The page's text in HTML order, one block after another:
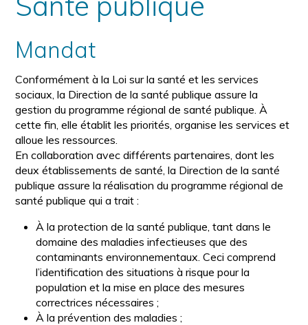
Mandat
Conformément à la Loi sur la santé et les services
sociaux, la Direction de la santé publique assure la
gestion du programme régional de santé publique. À
cette fin, elle établit les priorités, organise les services et
alloue les ressources.
En collaboration avec différents partenaires, dont les
deux établissements de santé, la Direction de la santé
publique assure la réalisation du programme régional de
santé publique qui a trait :
À la protection de la santé publique, tant dans le
domaine des maladies infectieuses que des
contaminants environnementaux. Ceci comprend
l’identification des situations à risque pour la
population et la mise en place des mesures
correctrices nécessaires ;
À la prévention des maladies ;